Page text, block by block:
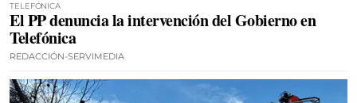
TELEFÓNICA
El PP denuncia la intervención del Gobierno en
Telefónica
REDACCIÓN-SERVIMEDIA